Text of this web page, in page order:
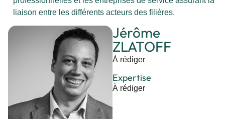
liaison entre les différents acteurs des filières.
Jérôme
ZLATOFF
À rédiger
Expertise
À rédiger